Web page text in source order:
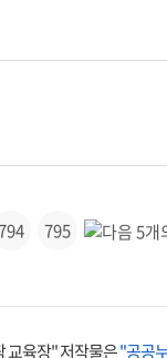
795
교육장" 저작물은"공공